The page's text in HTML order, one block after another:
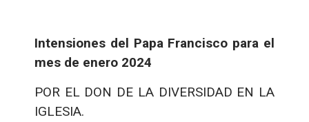
Intensiones del Papa Francisco para el
mes de enero 2024
POR EL DON DE LA DIVERSIDAD EN LA
IGLESIA.